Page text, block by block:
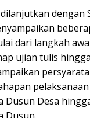
dengan
dari langkah
ujian tulis
Dusun Desa